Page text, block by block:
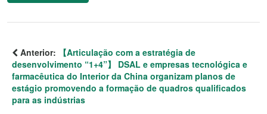
Anterior:
【Articulação com a estratégia de
desenvolvimento “1+4”】 DSAL e empresas tecnológica e
farmacêutica do Interior da China organizam planos de
estágio promovendo a formação de quadros qualificados
para as indústrias